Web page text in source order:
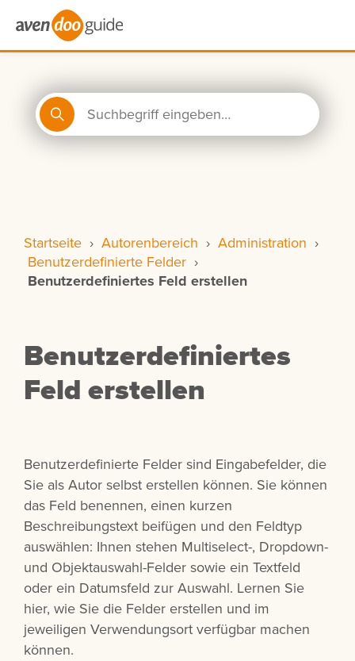
Startseite › Autorenbereich › Administration ›
Benutzerdefinierte Felder ›
Benutzerdefiniertes Feld erstellen
Benutzerdefiniertes
Feld erstellen
Benutzerdefinierte Felder sind Eingabefelder, die
Sie als Autor selbst erstellen können. Sie können
das Feld benennen, einen kurzen
Beschreibungstext beifügen und den Feldtyp
auswählen: Ihnen stehen Multiselect-, Dropdown-
und Objektauswahl-Felder sowie ein Textfeld
oder ein Datumsfeld zur Auswahl. Lernen Sie
hier, wie Sie die Felder erstellen und im
jeweiligen Verwendungsort verfügbar machen
können.